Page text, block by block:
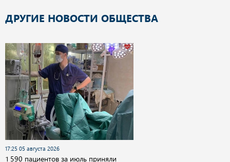
ДРУГИЕ НОВОСТИ ОБЩЕСТВА
17:25 05 августа 2026
1 590 пациентов за июль приняли